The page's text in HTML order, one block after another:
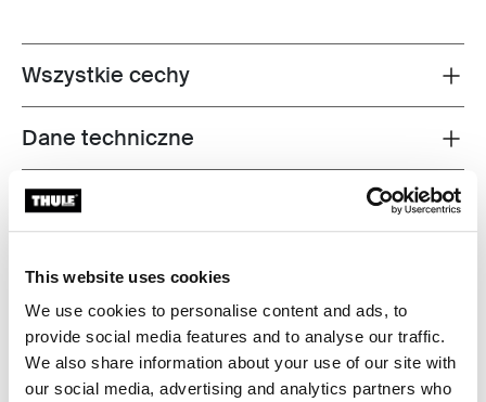
This website uses cookies
We use cookies to personalise content and ads, to
provide social media features and to analyse our traffic.
We also share information about your use of our site with
our social media, advertising and analytics partners who
Toggle features
Wszystkie cechy
Toggle techspec
Dane techniczne
Toggle guides and instructions
Instrukcje
Toggle overview
Informacje o produkcji
Zarejestrowany znak towarowy: Thule Sweden AB